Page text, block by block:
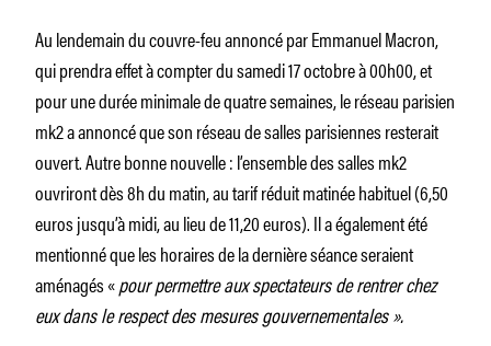
Au lendemain du couvre-feu annoncé par Emmanuel Macron,
qui prendra effet à compter du samedi 17 octobre à 00h00, et
pour une durée minimale de quatre semaines, le réseau parisien
mk2 a annoncé que son réseau de salles parisiennes resterait
ouvert. Autre bonne nouvelle : l’ensemble des salles mk2
ouvriront dès 8h du matin, au tarif réduit matinée habituel (6,50
euros jusqu’à midi, au lieu de 11,20 euros). Il a également été
mentionné que les horaires de la dernière séance seraient
aménagés «pour permettre aux spectateurs de rentrer chez
eux dans le respect des mesures gouvernementales ».